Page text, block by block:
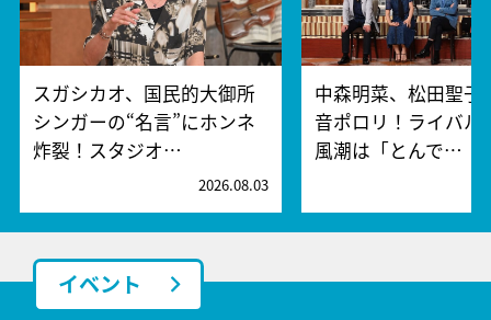
スガシカオ、国民的大御所
シンガーの“名言”にホンネ
炸裂！スタジオ…
2026.08.03
中森明菜、松田聖子
音ポロリ！ライバル
風潮は「とんで…
イベント